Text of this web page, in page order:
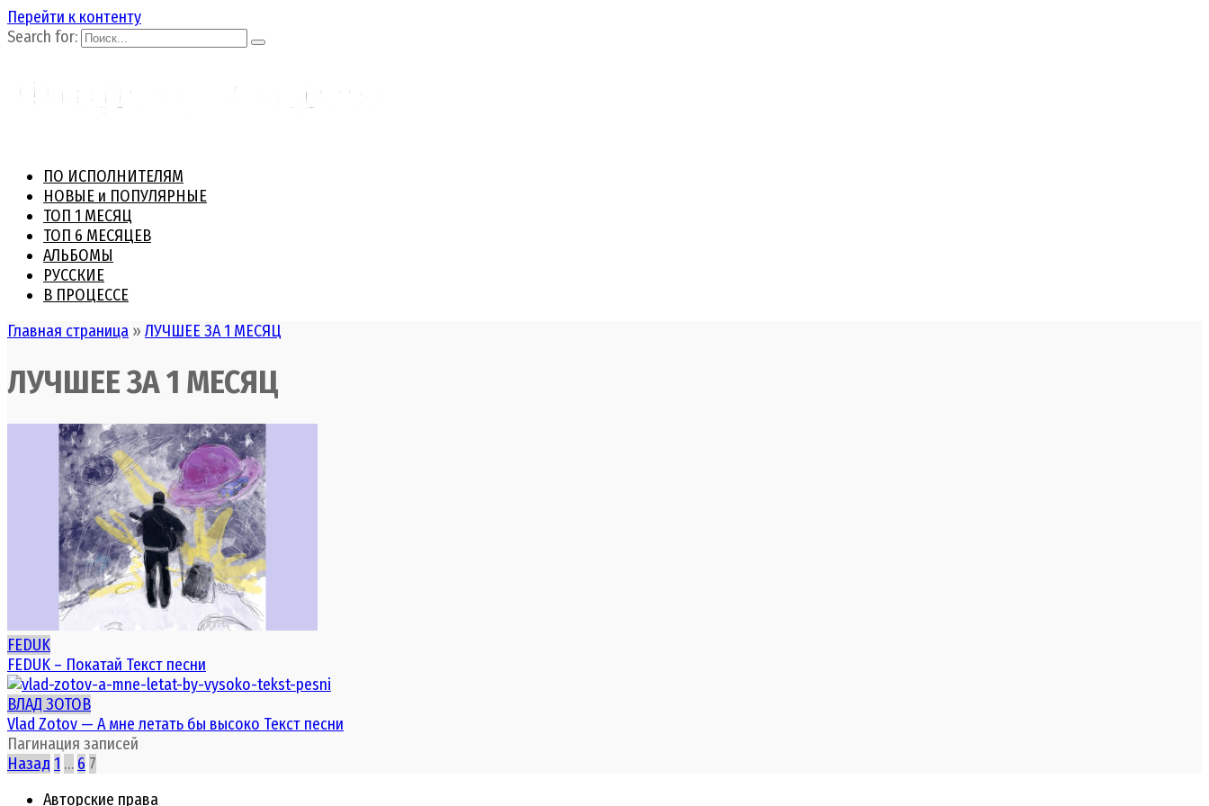
Перейти к контенту
Search for:
ПО ИСПОЛНИТЕЛЯМ
НОВЫЕ и ПОПУЛЯРНЫЕ
ТОП 1 МЕСЯЦ
ТОП 6 МЕСЯЦЕВ
АЛЬБОМЫ
РУССКИЕ
В ПРОЦЕССЕ
Главная страница » ЛУЧШЕЕ ЗА 1 МЕСЯЦ
ЛУЧШЕЕ ЗА 1 МЕСЯЦ
FEDUK
FEDUK – Покатай Текст песни
ВЛАД ЗОТОВ
Vlad Zotov — А мне летать бы высоко Текст песни
Пагинация записей
Назад 1 … 6 7
Авторские права